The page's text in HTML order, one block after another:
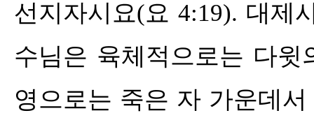
선지자시요(요4:19). 대제
수님은 육체적으로는 다
영으로는 죽은 자 가운데